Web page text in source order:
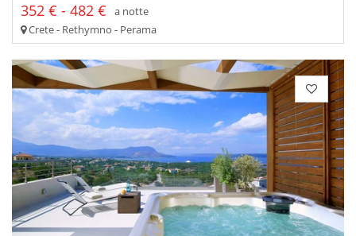
352 € - 482 €
a notte
Crete - Rethymno - Perama